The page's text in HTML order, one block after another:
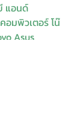
แอนด์
มพิวเตอร์ โน๊
Asus